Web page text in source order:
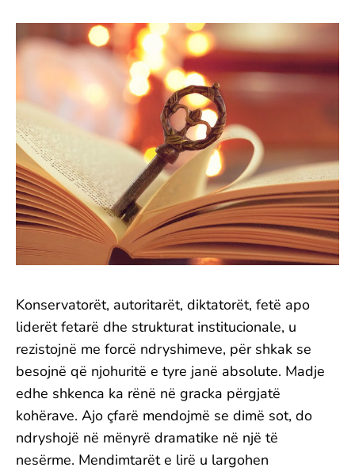
Konservatorët, autoritarët, diktatorët, fetë apo
liderët fetarë dhe strukturat institucionale, u
rezistojnë me forcë ndryshimeve, për shkak se
besojnë që njohuritë e tyre janë absolute. Madje
edhe shkenca ka rënë në gracka përgjatë
kohërave. Ajo çfarë mendojmë se dimë sot, do
ndryshojë në mënyrë dramatike në një të
nesërme. Mendimtarët e lirë u largohen